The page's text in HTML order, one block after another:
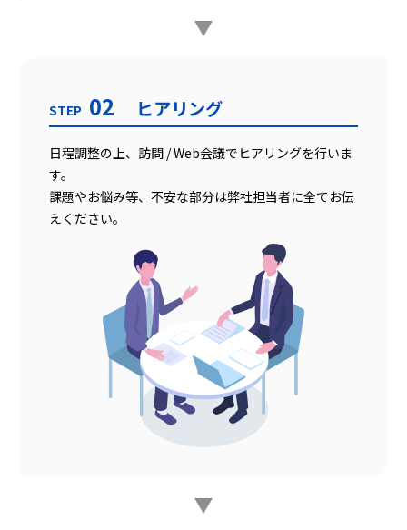
STEP 02 ヒアリング
日程調整の上、訪問 / Web会議でヒアリングを行いま
す。
課題やお悩み等、不安な部分は弊社担当者に全てお伝
えください。